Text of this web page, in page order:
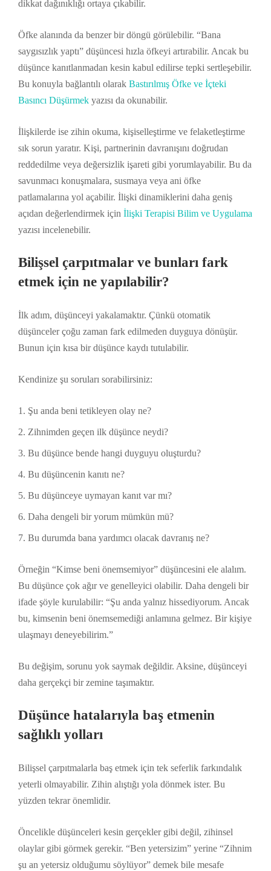
dikkat dağınıklığı ortaya çıkabilir.
Öfke alanında da benzer bir döngü görülebilir. “Bana
saygısızlık yaptı” düşüncesi hızla öfkeyi artırabilir. Ancak bu
düşünce kanıtlanmadan kesin kabul edilirse tepki sertleşebilir.
Bu konuyla bağlantılı olarak Bastırılmış Öfke ve İçteki
Basıncı Düşürmek yazısı da okunabilir.
İlişkilerde ise zihin okuma, kişiselleştirme ve felaketleştirme
sık sorun yaratır. Kişi, partnerinin davranışını doğrudan
reddedilme veya değersizlik işareti gibi yorumlayabilir. Bu da
savunmacı konuşmalara, susmaya veya ani öfke
patlamalarına yol açabilir. İlişki dinamiklerini daha geniş
açıdan değerlendirmek için İlişki Terapisi Bilim ve Uygulama
yazısı incelenebilir.
Bilişsel çarpıtmalar ve bunları fark
etmek için ne yapılabilir?
İlk adım, düşünceyi yakalamaktır. Çünkü otomatik
düşünceler çoğu zaman fark edilmeden duyguya dönüşür.
Bunun için kısa bir düşünce kaydı tutulabilir.
Kendinize şu soruları sorabilirsiniz:
Şu anda beni tetikleyen olay ne?
Zihnimden geçen ilk düşünce neydi?
Bu düşünce bende hangi duyguyu oluşturdu?
Bu düşüncenin kanıtı ne?
Bu düşünceye uymayan kanıt var mı?
Daha dengeli bir yorum mümkün mü?
Bu durumda bana yardımcı olacak davranış ne?
Örneğin “Kimse beni önemsemiyor” düşüncesini ele alalım.
Bu düşünce çok ağır ve genelleyici olabilir. Daha dengeli bir
ifade şöyle kurulabilir: “Şu anda yalnız hissediyorum. Ancak
bu, kimsenin beni önemsemediği anlamına gelmez. Bir kişiye
ulaşmayı deneyebilirim.”
Bu değişim, sorunu yok saymak değildir. Aksine, düşünceyi
daha gerçekçi bir zemine taşımaktır.
Düşünce hatalarıyla baş etmenin
sağlıklı yolları
Bilişsel çarpıtmalarla baş etmek için tek seferlik farkındalık
yeterli olmayabilir. Zihin alıştığı yola dönmek ister. Bu
yüzden tekrar önemlidir.
Öncelikle düşünceleri kesin gerçekler gibi değil, zihinsel
olaylar gibi görmek gerekir. “Ben yetersizim” yerine “Zihnim
şu an yetersiz olduğumu söylüyor” demek bile mesafe